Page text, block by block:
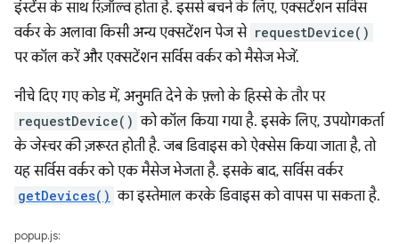
इंस्टेंस के साथ रिज़ॉल्व होता है. इससे बचने के लिए, एक्सटेंशन सर्विस
वर्कर के अलावा किसी अन्य एक्सटेंशन पेज से requestDevice()
पर कॉल करें और एक्सटेंशन सर्विस वर्कर को मैसेज भेजें.
नीचे दिए गए कोड में, अनुमति देने के फ़्लो के हिस्से के तौर पर
requestDevice() को कॉल किया गया है. इसके लिए, उपयोगकर्ता
के जेस्चर की ज़रूरत होती है. जब डिवाइस को ऐक्सेस किया जाता है, तो
यह सर्विस वर्कर को एक मैसेज भेजता है. इसके बाद, सर्विस वर्कर
getDevices() का इस्तेमाल करके डिवाइस को वापस पा सकता है.
popup.js: